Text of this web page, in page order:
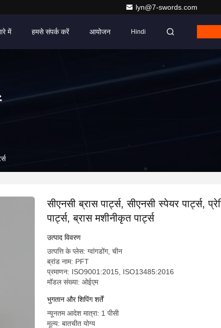
lyn@7-swords.com
में हमसे संपर्क करें आयोजन Hindi
सीएनसी ब्रास पार्ट्स, सीएनसी स्पेयर पार्ट्स,
पार्ट्स, ब्रास मशीनीकृत पार्ट्स
उत्पाद विवरण
उत्पत्ति के प्लेस: ग्वांगडोंग, चीन
ब्रांड नाम: PFT
प्रमाणन: ISO9001:2015, ISO13485:2016
मॉडल संख्या: ओईएम
भुगतान और शिपिंग शर्तें
न्यूनतम आदेश मात्रा: 1 पीसी
मूल्य: बातचीत योग्य